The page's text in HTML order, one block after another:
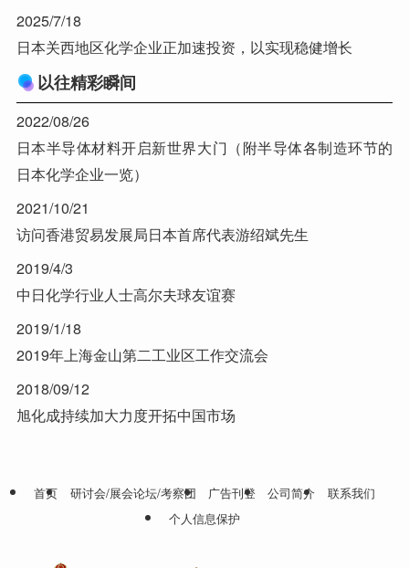
2025/7/18
日本关西地区化学企业正加速投资，以实现稳健增长
以往精彩瞬间
2022/08/26
日本半导体材料开启新世界大门（附半导体各制造环节的
日本化学企业一览）
2021/10/21
访问香港贸易发展局日本首席代表游绍斌先生
2019/4/3
中日化学行业人士高尔夫球友谊赛
2019/1/18
2019年上海金山第二工业区工作交流会
2018/09/12
旭化成持续加大力度开拓中国市场
首页 研讨会/展会论坛/考察团 广告刊登 公司简介
联系我们
个人信息保护